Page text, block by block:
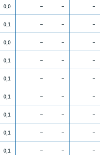
0,0 – – –
0,1 – – –
0,0 – – –
0,1 – – –
0,1 – – –
0,1 – – –
0,1 – – –
0,1 – – –
0,1 – – –